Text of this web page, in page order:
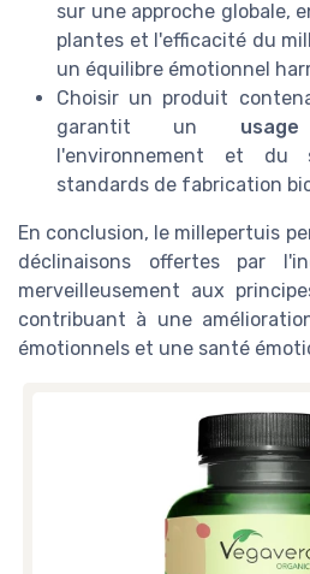
sur une approche globale,
plantes et l'efficacité du
un équilibre émotionnel
Choisir un produit
garantit un usage
l'environnement et
standards de fabrication
En conclusion, le millepertuis
déclinaisons offertes par
merveilleusement aux
contribuant à une
émotionnels et une santé